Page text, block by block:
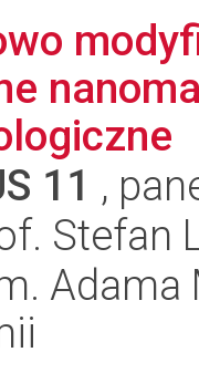
11 ,
Stefan